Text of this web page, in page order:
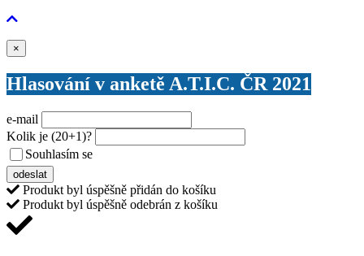
×
Hlasování v anketě A.T.I.C. ČR 2021
e-mail
Kolik je (20+1)?
Souhlasím se
odeslat
Produkt byl úspěšně přidán do košíku
Produkt byl úspěšně odebrán z košíku